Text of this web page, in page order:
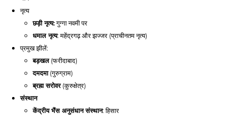
नृत्य
छड़ी नृत्य:गुग्गा नवमी पर
धमाल नृत्य: महेंद्रगढ़ और झज्जर (प्राचीनतम नृत्य)
प्रमुख झीलें:
बड़खल(फरीदाबाद)
दमदमा(गुरुग्राम)
ब्रह्म सरोवर(कुरुक्षेत्र)
संस्थान
केंद्रीय भैंस अनुसंधान संस्थान: हिसार